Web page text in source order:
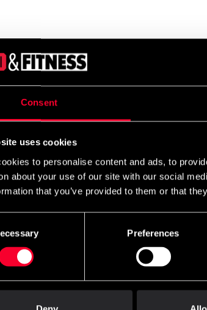
Consent
uses cookies
to personalise content and ads, to
about your use of our site with our social
that you’ve provided to them or that
Preferences
handske lavet af læder og syntetisk